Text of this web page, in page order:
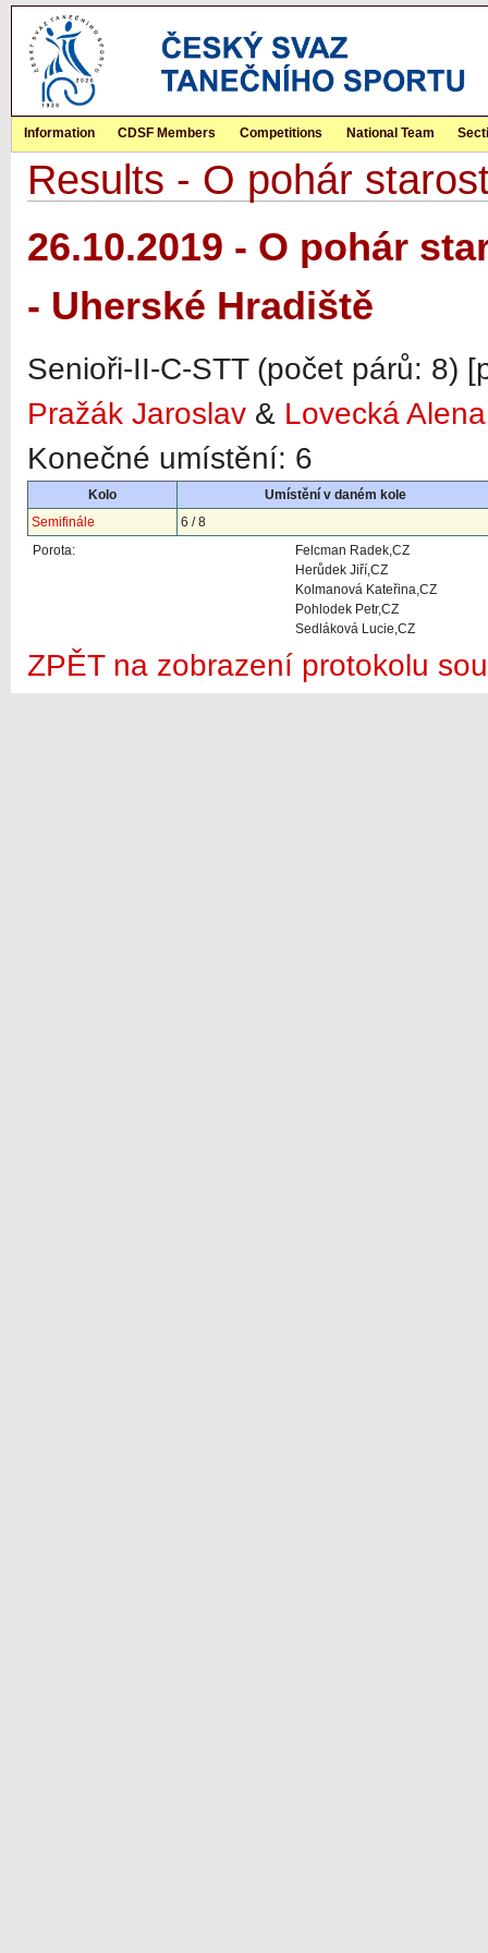
Information CDSF Members Competitions National Team
Results - O pohár
26.10.2019 - O pohár
- Uherské Hradiště
Senioři-II-C-STT (počet párů: 8)
Pražák Jaroslav & Lovecká Alena
Konečné umístění: 6
Kolo
Umístění v daném kole
Semifinále
6 / 8
Porota:
Felcman Radek,CZ
Herůdek Jiří,CZ
Kolmanová Kateřina,CZ
Pohlodek Petr,CZ
Sedláková Lucie,CZ
ZPĚT na zobrazení protokolu